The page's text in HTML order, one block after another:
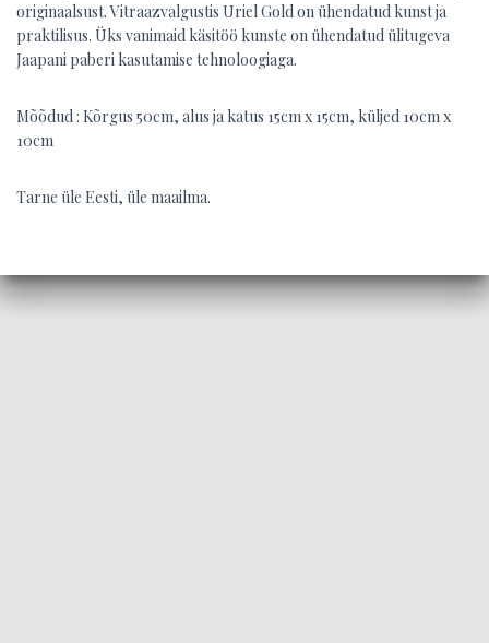
originaalsust. Vitraazvalgustis Uriel Gold on ühendatud kunst ja
praktilisus. Üks vanimaid käsitöö kunste on ühendatud ülitugeva
Jaapani paberi kasutamise tehnoloogiaga.
Mõõdud : Kõrgus 50cm, alus ja katus 15cm x 15cm, küljed 10cm x
10cm
Tarne üle Eesti, üle maailma.